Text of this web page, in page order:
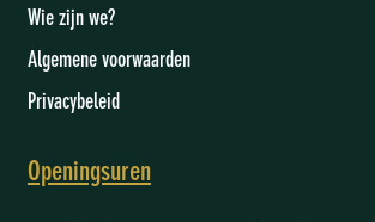
Wie zijn we?
Algemene voorwaarden
Privacybeleid
Openingsuren